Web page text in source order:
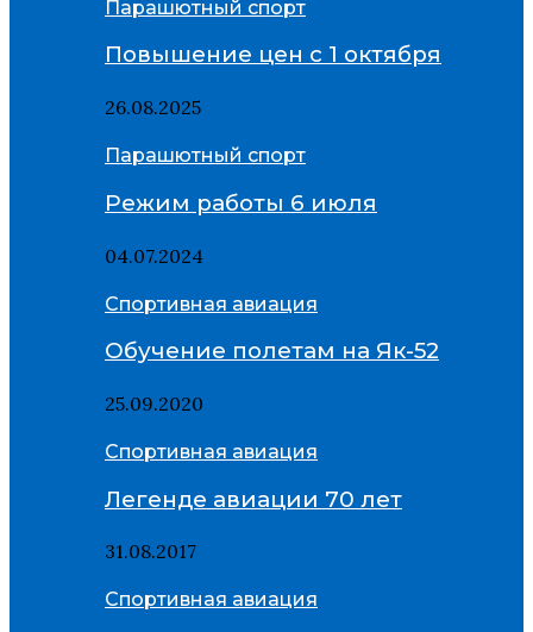
Парашютный спорт
Повышение цен с 1 октября
26.08.2025
Парашютный спорт
Режим работы 6 июля
04.07.2024
Спортивная авиация
Обучение полетам на Як-52
25.09.2020
Спортивная авиация
Легенде авиации 70 лет
31.08.2017
Спортивная авиация